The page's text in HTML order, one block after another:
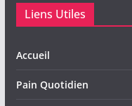
Liens Utiles
Accueil
Pain Quotidien